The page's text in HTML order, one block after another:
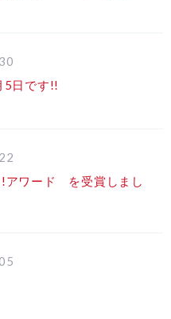
日です!!
ワード を受賞しまし